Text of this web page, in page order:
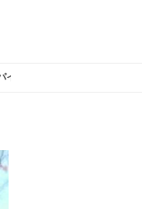
イナップルのピザ